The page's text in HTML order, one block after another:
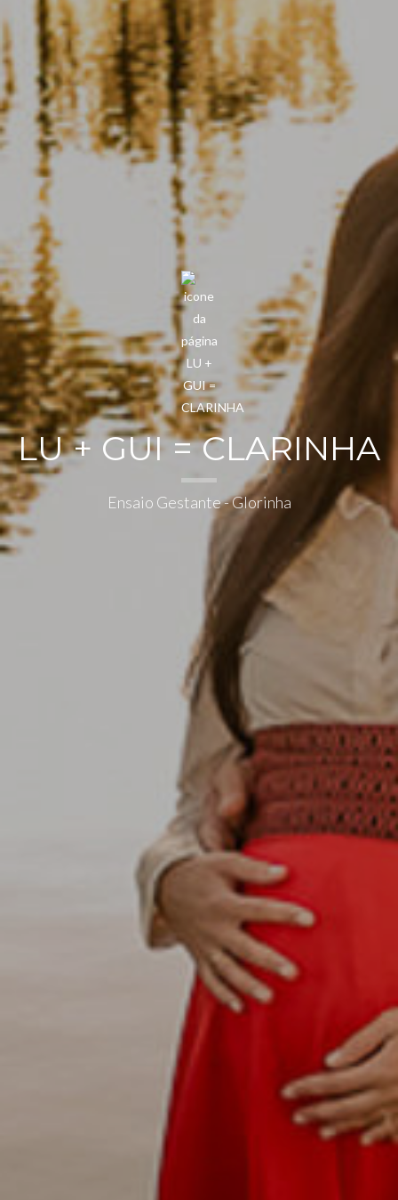
LU + GUI = CLARINHA
Ensaio Gestante - Glorinha